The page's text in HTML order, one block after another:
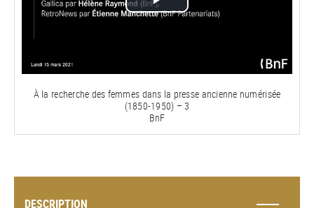
Lire
vidéo
À la recherche des femmes dans la presse ancienne numérisée
(1850-1950) – 3
BnF
DESCRIPTION